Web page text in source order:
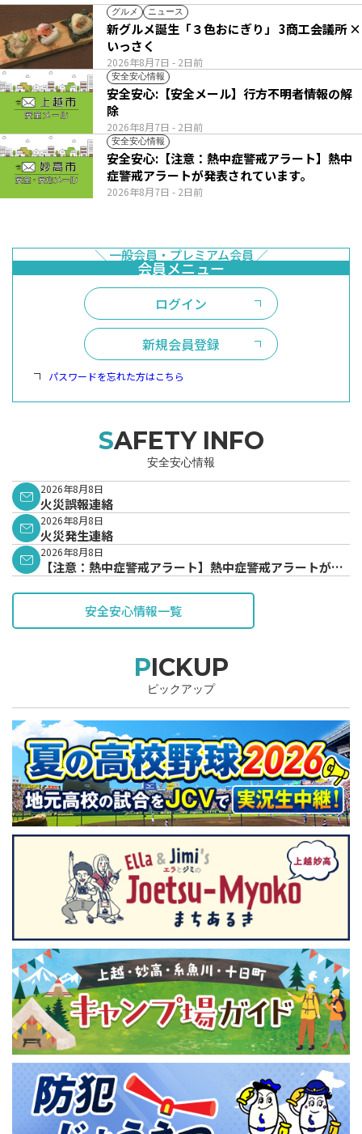
グルメ ニュース
2026年8月7日 - 2日前
新グルメ誕生「３色おにぎり」 3商工会議所 ×
いっさく
安全安心情報
2026年8月7日 - 2日前
安全安心:【安全メール】行方不明者情報の解
除
安全安心情報
2026年8月7日 - 2日前
安全安心:【注意：熱中症警戒アラート】熱中
症警戒アラートが発表されています。
ログイン
新規会員登録
パスワードを忘れた方はこちら
SAFETY INFO
安全安心情報
2026年8月8日
火災誤報連絡
2026年8月8日
火災発生連絡
2026年8月8日
【注意：熱中症警戒アラート】熱中症警戒アラートが発
安全安心情報一覧
PICKUP
ピックアップ